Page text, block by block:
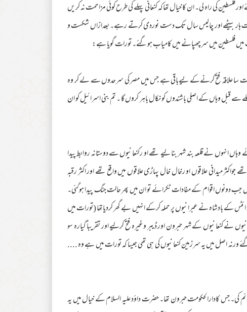
کی راہ لی۔ ان کا خیال تھاکہ کنعانی پہلے کی طرح کوئی مزاحمت نہ کریں
ہار بیٹھے اور چالیس سال تک دست نوردی کرتے رہے۔ بعدازاں شکست و
میں فلسطین میں سرچھپانے میں کامیاب ہوگئے۔ تورات گویا ہے:
سا علاقہ فتح کرنےکے لیےباقی ہے جس میں مصر کی سرحدوں سے لے کر وہ
سے قبل وہاں کے اصلی باشندوں کو نکال باہر کروں گا ۔ تم بنی اسرائیل کو ان
انہوں نے قلعہ بند شہر بنا لیے تھے او رکنعانیوں سے دوستانہ روابط پیدا
میدانی علاقوں او رخال خال پہاڑی علاقوں میں واقع تھے اور اکثر رقبہ
جب دونوں اقوام کے مفادات ٹکرائے تو ان میں پھر حالت جنگ پیدا ہوگئی۔
کے بادشاہ نے عبرانیوں پر حملہ کرکے انہیں بے گھر کردیاتھا (تورات میں
نے کنعانیوں کے شہر حبرون اور ڈیبر وغیرہ فتح کرلیے اور تقریباً گیارہ سو
ورنہ اصل میں یہ سرزمین کنعانیوں کی ہی تھی جیسا کہ تورات میں ہے وہ ....
جس کادارالحکومت حبرون تھا۔ حضرت داؤد علیہ السلام کے خیال میں یہ